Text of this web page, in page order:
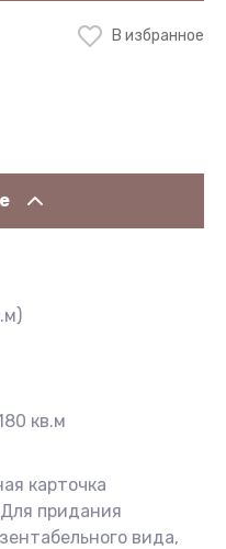
В избранное
кв.м
карточка
придания
вида,